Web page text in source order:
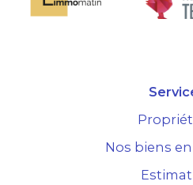
Nos biens